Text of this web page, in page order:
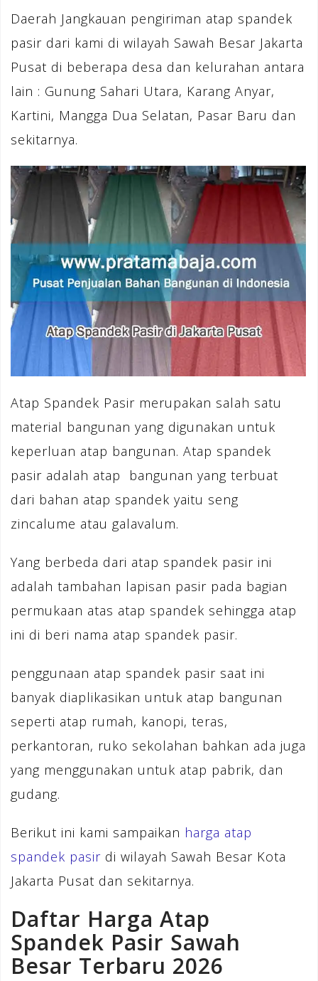
Daerah Jangkauan pengiriman atap spandek
pasir dari kami di wilayah Sawah Besar Jakarta
Pusat di beberapa desa dan kelurahan antara
lain : Gunung Sahari Utara, Karang Anyar,
Kartini, Mangga Dua Selatan, Pasar Baru dan
sekitarnya.
Atap Spandek Pasir merupakan salah satu
material bangunan yang digunakan untuk
keperluan atap bangunan. Atap spandek
pasir adalah atap bangunan yang terbuat
dari bahan atap spandek yaitu seng
zincalume atau galavalum.
Yang berbeda dari atap spandek pasir ini
adalah tambahan lapisan pasir pada bagian
permukaan atas atap spandek sehingga atap
ini di beri nama atap spandek pasir.
penggunaan atap spandek pasir saat ini
banyak diaplikasikan untuk atap bangunan
seperti atap rumah, kanopi, teras,
perkantoran, ruko sekolahan bahkan ada juga
yang menggunakan untuk atap pabrik, dan
gudang.
Berikut ini kami sampaikan harga atap
spandek pasir di wilayah Sawah Besar Kota
Jakarta Pusat dan sekitarnya.
Daftar Harga Atap
Spandek Pasir Sawah
Besar Terbaru 2026